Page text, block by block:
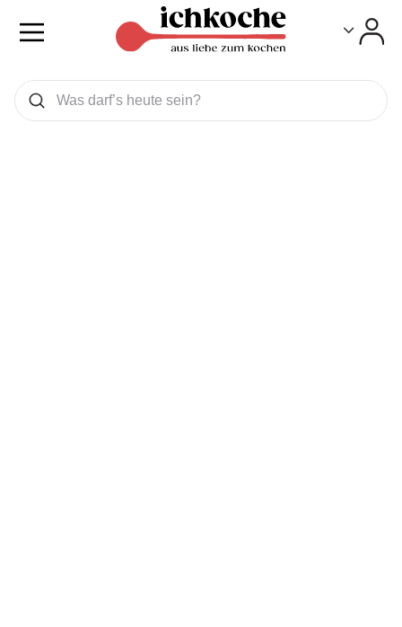
Was wollen Sie suchen
Suchen